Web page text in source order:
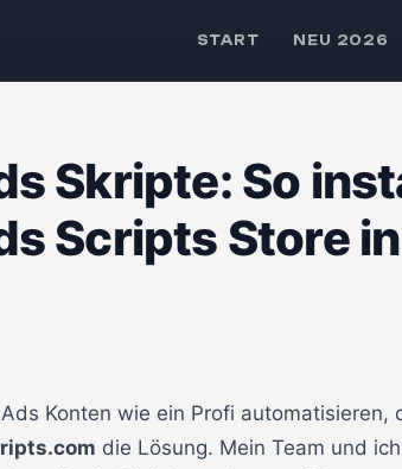
START NEU 2026
Skripte: So
Scripts Store
Konten wie ein Profi automatisieren,
die Lösung. Mein Team und